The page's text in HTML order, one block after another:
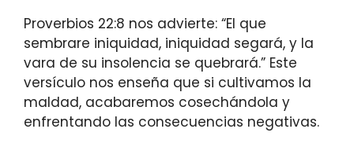
Proverbios 22:8 nos advierte: “El que
sembrare iniquidad, iniquidad segará, y la
vara de su insolencia se quebrará.” Este
versículo nos enseña que si cultivamos la
maldad, acabaremos cosechándola y
enfrentando las consecuencias negativas.